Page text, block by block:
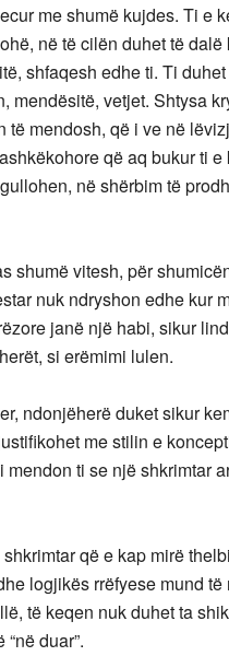
me shumë kujdes. Ti e
në të cilën duhet të
shfaqesh edhe ti. Ti
vetjet. Shtysa
mendosh, që i ve në
që aq bukur ti e
në shërbim të
shumë vitesh, për
nuk ndryshon edhe kur
janë një habi, sikur
si erëmimi lulen.
ndonjëherë duket sikur
me stilin e
ti se një shkrimtar
që e kap mirë
logjikës rrëfyese mund
të keqen nuk duhet ta
duar”.